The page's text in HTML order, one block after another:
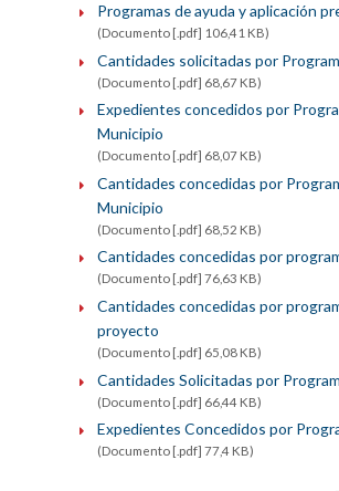
Programas de ayuda y aplicación
(Documento [.pdf] 106,41 KB)
Cantidades solicitadas por
(Documento [.pdf] 68,67 KB)
Expedientes concedidos por
Municipio
(Documento [.pdf] 68,07 KB)
Cantidades concedidas por
Municipio
(Documento [.pdf] 68,52 KB)
Cantidades concedidas por
(Documento [.pdf] 76,63 KB)
Cantidades concedidas por
proyecto
(Documento [.pdf] 65,08 KB)
Cantidades Solicitadas por
(Documento [.pdf] 66,44 KB)
Expedientes Concedidos por
(Documento [.pdf] 77,4 KB)